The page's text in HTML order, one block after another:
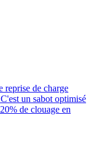
reprise de charge
un sabot optimisé
de clouage en